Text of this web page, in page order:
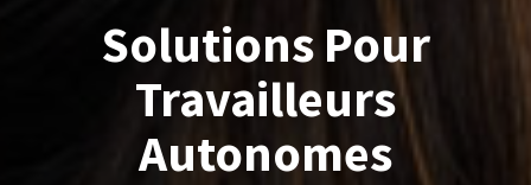
Solutions Pour
Travailleurs
Autonomes